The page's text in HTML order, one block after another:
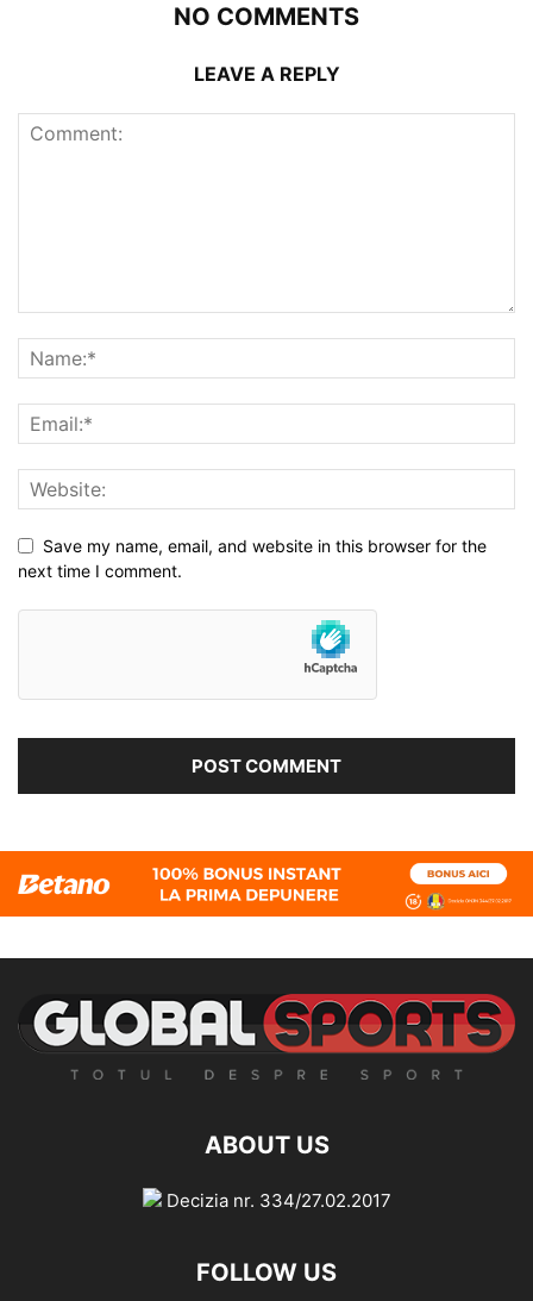
NO COMMENTS
LEAVE A REPLY
Save my name, email, and website in this browser for the
next time I comment.
ABOUT US
Decizia nr. 334/27.02.2017
FOLLOW US